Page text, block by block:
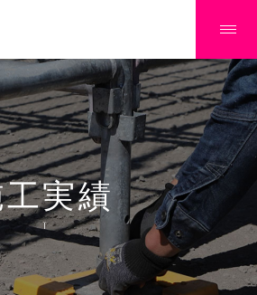
実績
Ï